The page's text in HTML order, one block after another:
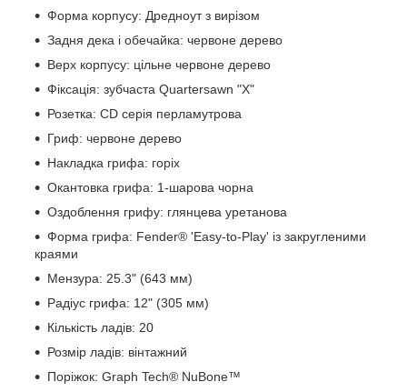
Форма корпусу: Дредноут з вирізом
Задня дека і обечайка: червоне дерево
Верх корпусу: цільне червоне дерево
Фіксація: зубчаста Quartersawn "X"
Розетка: CD серія перламутрова
Гриф: червоне дерево
Накладка грифа: горіх
Окантовка грифа: 1-шарова чорна
Оздоблення грифу: глянцева уретанова
Форма грифа: Fender® 'Easy-to-Play' із закругленими
краями
Мензура: 25.3" (643 мм)
Радіус грифа: 12" (305 мм)
Кількість ладів: 20
Розмір ладів: вінтажний
Поріжок: Graph Tech® NuBone™